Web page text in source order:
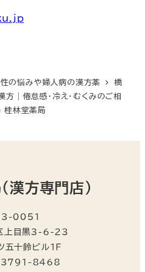
の悩みや婦人病の漢方薬
橋
方｜倦怠感・冷え・むくみのご相
桂林堂薬局
漢方専門店）
0051
上目黒3-6-23
五十鈴ビル1F
3791-8468